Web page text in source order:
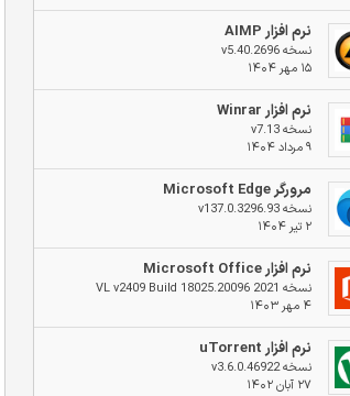
نرم افزار AIMP
نسخه v5.40.2696
۱۵ مهر ۱۴۰۴
نرم افزار Winrar
نسخه v7.13
۹ مرداد ۱۴۰۴
مرورگر Microsoft Edge
نسخه v137.0.3296.93
۲ تیر ۱۴۰۴
نرم افزار Microsoft Office
نسخه 2021 VL v2409 Build 18025.20096
۴ مهر ۱۴۰۳
نرم افزار uTorrent
نسخه v3.6.0.46922
۲۷ آبان ۱۴۰۲